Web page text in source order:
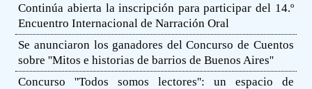
Continúa abierta la inscripción para participar del 14.º
Encuentro Internacional de Narración Oral
Se anunciaron los ganadores del Concurso de Cuentos
sobre ''Mitos e historias de barrios de Buenos Aires''
Concurso ''Todos somos lectores'': un espacio de